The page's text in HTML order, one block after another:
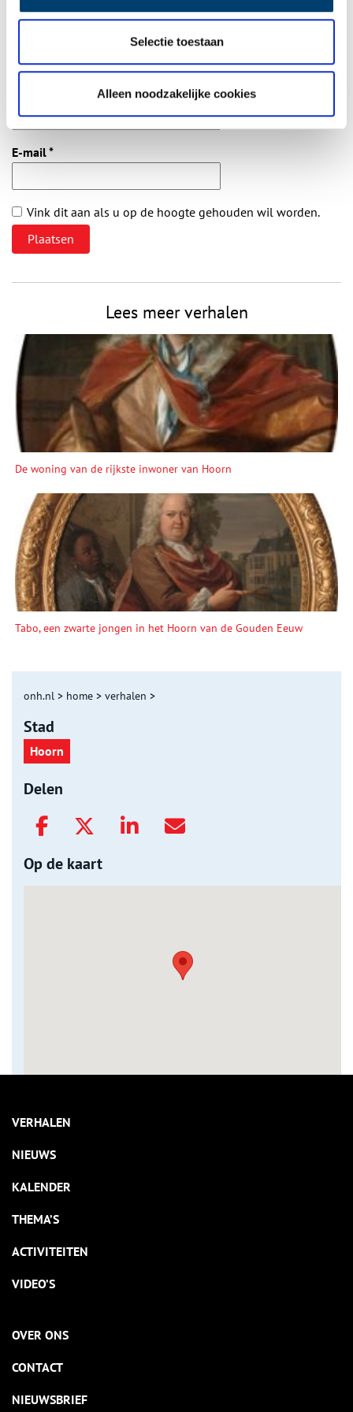
Selectie toestaan
Alleen noodzakelijke cookies
Vereiste velden zijn gemarkeerd met *. Het e-mailadres wordt niet
gepubliceerd.
E-mail*
Vink dit aan als u op de hoogte gehouden wil worden.
Lees meer verhalen
De woning van de rijkste inwoner van Hoorn
Tabo, een zwarte jongen in het Hoorn van de Gouden Eeuw
onh.nl > home > verhalen >
Stad
Hoorn
Delen
Op de kaart
VERHALEN
NIEUWS
KALENDER
THEMA’S
ACTIVITEITEN
VIDEO’S
OVER ONS
CONTACT
NIEUWSBRIEF